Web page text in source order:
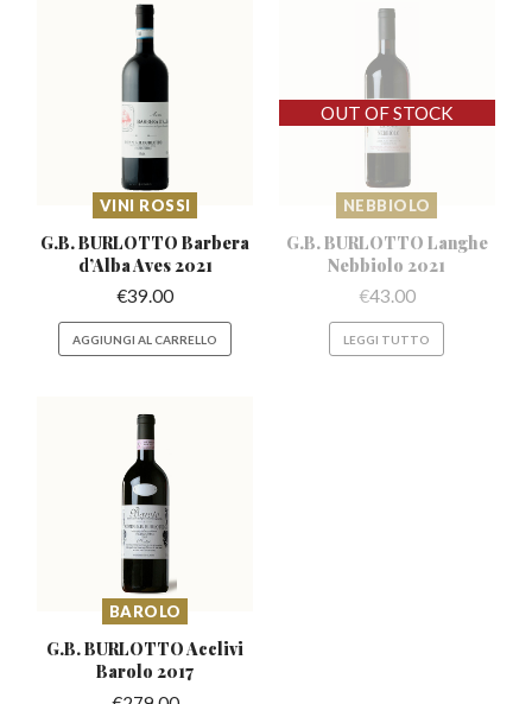
VINI ROSSI
G.B. BURLOTTO Barbera
d’AlbaAves 2021
€39.00
AGGIUNGI AL CARRELLO
NEBBIOLO
G.B. BURLOTTO Langhe
Nebbiolo 2021
€43.00
LEGGI TUTTO
BAROLO
G.B. BURLOTTO Acclivi
Barolo 2017